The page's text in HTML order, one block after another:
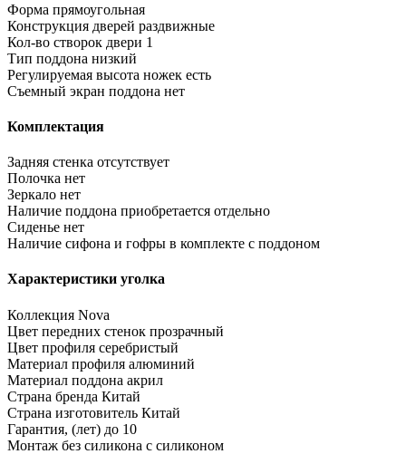
Форма прямоугольная
Конструкция дверей раздвижные
Кол-во створок двери 1
Тип поддона низкий
Регулируемая высота ножек есть
Съемный экран поддона нет
Комплектация
Задняя стенка отсутствует
Полочка нет
Зеркало нет
Наличие поддона приобретается отдельно
Сиденье нет
Наличие сифона и гофры в комплекте с поддоном
Характеристики уголка
Коллекция Nova
Цвет передних стенок прозрачный
Цвет профиля серебристый
Материал профиля алюминий
Материал поддона акрил
Страна бренда Китай
Страна изготовитель Китай
Гарантия, (лет) до 10
Монтаж без силикона с силиконом